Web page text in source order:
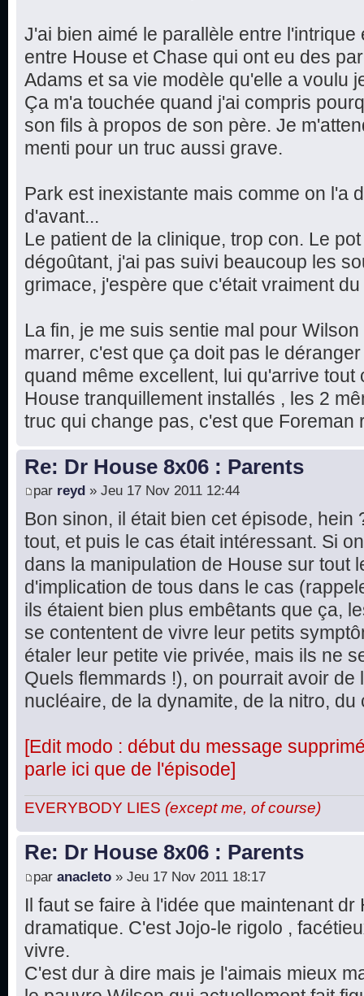
J'ai bien aimé le parallèle entre
entre House et Chase qui ont eu des
Adams et sa vie modèle qu'elle a voulu
Ça m'a touchée quand j'ai compris
son fils à propos de son père. Je
menti pour un truc aussi grave.
Park est inexistante mais comme on l'a
d'avant...
Le patient de la clinique, trop con. Le
dégoûtant, j'ai pas suivi beaucoup les
grimace, j'espère que c'était vraiment
La fin, je me suis sentie mal pour
marrer, c'est que ça doit pas le
quand même excellent, lui qu'arrive tout
House tranquillement installés , les 2
truc qui change pas, c'est que Foreman
Re: Dr House 8x06 : Parents
par reyd » Jeu 17 Nov 2011 12:44
Bon sinon, il était bien cet épisode, hein
tout, et puis le cas était intéressant. Si
dans la manipulation de House sur tout
d'implication de tous dans le cas
ils étaient bien plus embêtants que ça,
se contentent de vivre leur petits
étaler leur petite vie privée, mais ils ne
Quels flemmards !), on pourrait avoir de
nucléaire, de la dynamite, de la nitro, du
[Edit modo : début du message
parle ici que de l'épisode]
EVERYBODY LIES (except me, of course)
Re: Dr House 8x06 : Parents
par anacleto » Jeu 17 Nov 2011 18:17
Il faut se faire à l'idée que maintenant
dramatique. C'est Jojo-le rigolo ,
vivre.
C'est dur à dire mais je l'aimais mieux